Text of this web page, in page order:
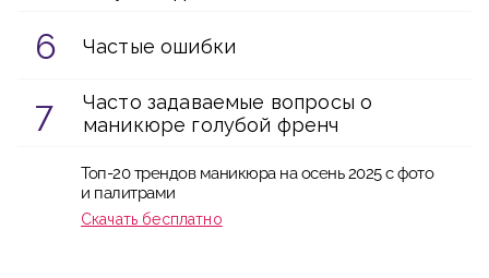
Частые ошибки
Часто задаваемые вопросы о
маникюре голубой френч
Топ-20 трендов маникюра на осень 2025 с фото
и палитрами
Скачать бесплатно